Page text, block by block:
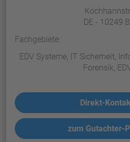
DE - 10249
Fachgebiete:
EDV Systeme, IT Sicherheit,
Forensik,
Direkt-
zum Gutachter-